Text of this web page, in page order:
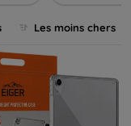
assurant la
Les moins chers